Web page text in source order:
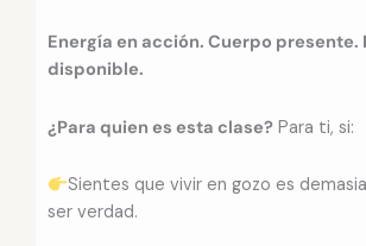
Energía en acción. Cuerpo presente.
disponible.
¿Para quien es esta clase? Para ti, si:
Sientes que vivir en gozo es
ser verdad.